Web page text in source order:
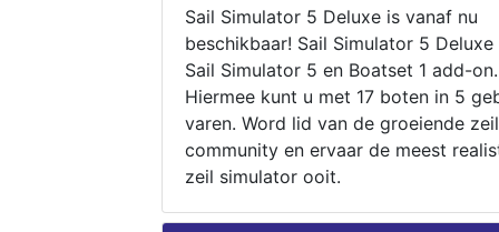
Sail Simulator 5 Deluxe is vanaf nu
beschikbaar! Sail Simulator 5
Sail Simulator 5 en Boatset 1 add-on.
Hiermee kunt u met 17 boten in 5
varen. Word lid van de groeiende zeil
community en ervaar de meest
zeil simulator ooit.